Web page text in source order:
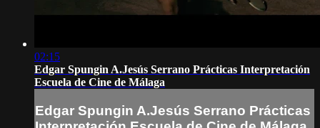
02:15
Edgar Spungin A.Jesús Serrano Prácticas Interpretación
Escuela de Cine de Málaga
Edgar Spungin A.Jesús Serrano Prácticas